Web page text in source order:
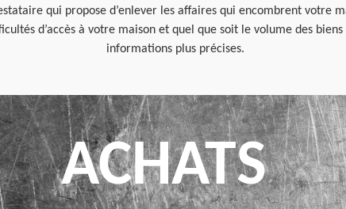
qui propose d’enlever les affaires qui encombrent votre
d’accès à votre maison et quel que soit le volume des
informations plus précises.
ACHATS